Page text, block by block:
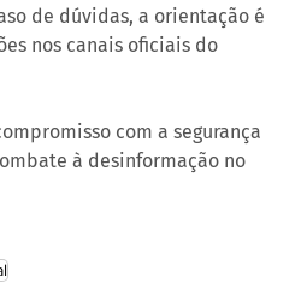
de dúvidas, a orientação é
nos canais oficiais do
com a segurança
à desinformação no